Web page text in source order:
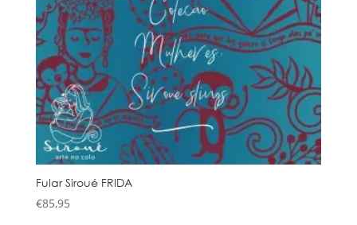
Fular Siroué FRIDA
€85,95